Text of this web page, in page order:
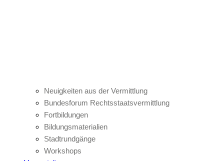
Neuigkeiten aus der Vermittlung
Bundesforum Rechtsstaatsvermittlung
Fortbildungen
Bildungsmaterialien
Stadtrundgänge
Workshops